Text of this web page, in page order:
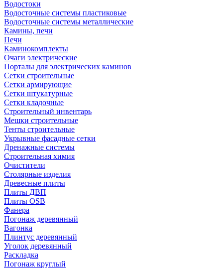
Водостоки
Водосточные системы пластиковые
Водосточные системы металлические
Камины, печи
Печи
Каминокомплекты
Очаги электрические
Порталы для электрических каминов
Сетки строительные
Сетки армирующие
Сетки штукатурные
Сетки кладочные
Строительный инвентарь
Мешки строительные
Тенты строительные
Укрывные фасадные сетки
Дренажные системы
Строительная химия
Очистители
Столярные изделия
Древесные плиты
Плиты ДВП
Плиты OSB
Фанера
Погонаж деревянный
Вагонка
Плинтус деревянный
Уголок деревянный
Раскладка
Погонаж круглый